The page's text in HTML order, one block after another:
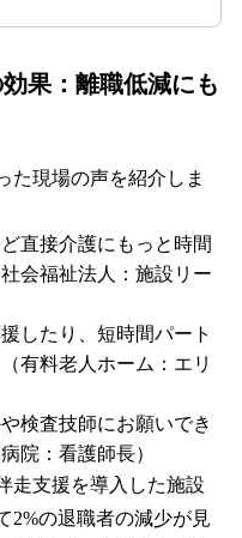
果：離職低減にも
た現場の声を紹介しま
直接介護にもっと時間
会福祉法人：施設リー
したり、短時間パート
有料老人ホーム：エリ
検査技師にお願いでき
院：看護師長）
走支援を導入した施設
2%の退職者の減少が見